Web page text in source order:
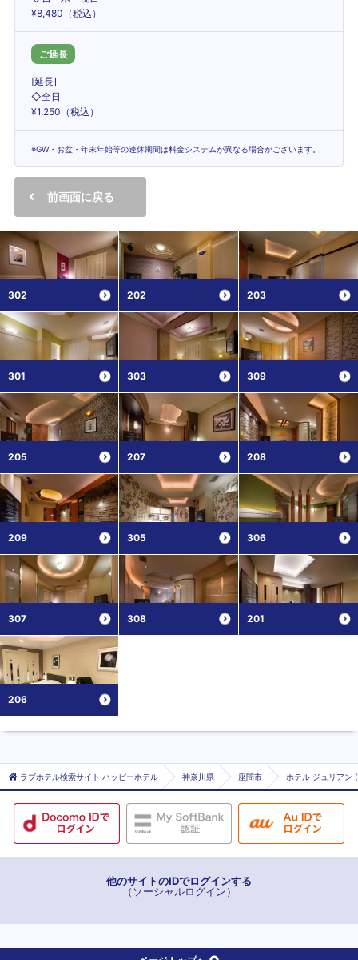
¥8,480（税込）
ご延長
[延長]
◇全日
¥1,250（税込）
※GW・お盆・年末年始等の連休期間は料金システムが異なる場合がございます。
前画面に戻る
302 202 203
301 303 309
205 207 208
209 305 306
307 308 201
206
ラブホテル検索サイト ハッピーホテル 神奈川県 座間市 ホテル ジュリアン
他のサイトのIDでログインする
（ソーシャルログイン）